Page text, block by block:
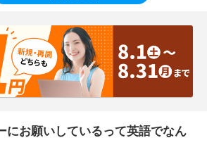
にお願いしているって英語でなん